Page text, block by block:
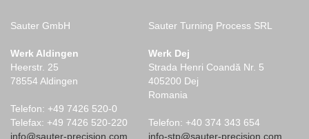
Sauter GmbH
Werk Aldingen
Heerstr. 25
78554 Aldingen
Telefon: +49 7426 520-0
Telefax: +49 7426 520-220
info@sauter-precision.com
Sauter Turning Process SRL
Werk Dej
Strada Henri Coandă Nr. 5
405200 Dej
Romania
Telefon: +40 374 343 654
info-stp@sauter-precision.com